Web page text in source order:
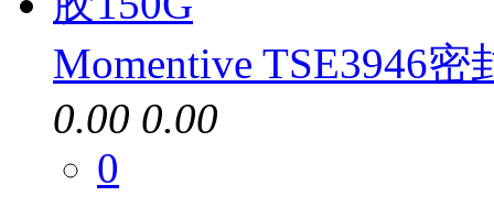
Momentive TSE3946密
0.00 0.00
0